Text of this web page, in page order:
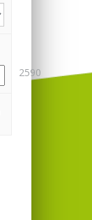
2590